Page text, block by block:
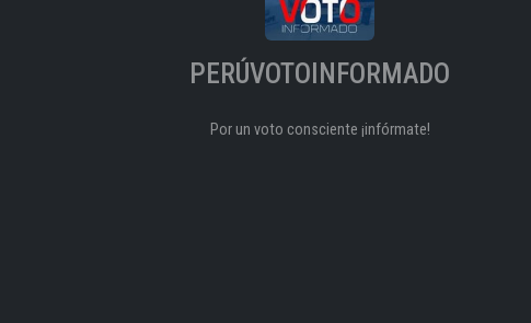
PERÚVOTOINFORMADO
Por un voto consciente ¡infórmate!